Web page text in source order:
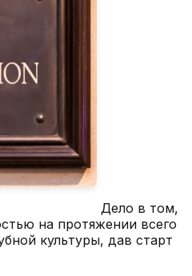
Дело в том,
на протяжении всего
культуры, дав старт